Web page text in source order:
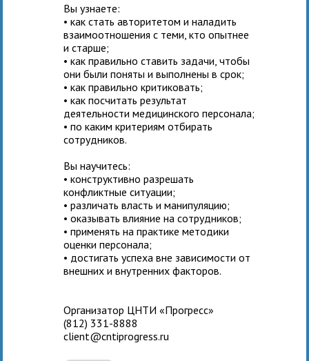
Вы узнаете:
• как стать авторитетом и наладить
взаимоотношения с теми, кто опытнее
и старше;
• как правильно ставить задачи, чтобы
они были поняты и выполнены в срок;
• как правильно критиковать;
• как посчитать результат
деятельности медицинского персонала;
• по каким критериям отбирать
сотрудников.
Вы научитесь:
• конструктивно разрешать
конфликтные ситуации;
• различать власть и манипуляцию;
• оказывать влияние на сотрудников;
• применять на практике методики
оценки персонала;
• достигать успеха вне зависимости от
внешних и внутренних факторов.
Организатор ЦНТИ «Прогресс»
(812) 331-8888
client@cntiprogress.ru